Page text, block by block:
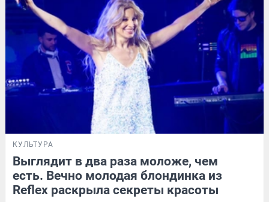
КУЛЬТУРА
Выглядит в два раза моложе, чем
есть. Вечно молодая блондинка из
Reflex раскрыла секреты красоты